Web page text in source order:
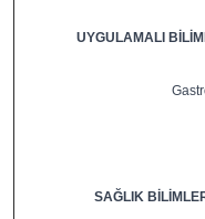
UYGULAMALI
SAĞLIK